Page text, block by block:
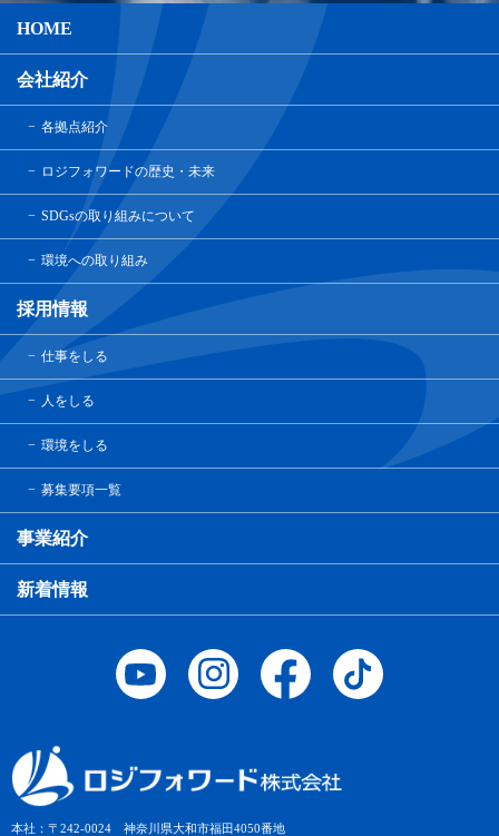
本社：〒242-0024 神奈川県大和市福田4050番地
HOME
会社紹介
各拠点紹介
ロジフォワードの歴史・未来
SDGsの取り組みについて
環境への取り組み
採用情報
仕事をしる
人をしる
環境をしる
募集要項一覧
事業紹介
新着情報